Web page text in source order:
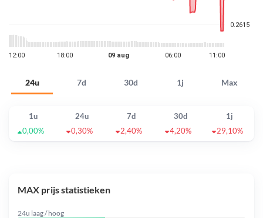
24u 7d 30d 1j Max
1u 24u 7d 30d
1j
0,00%
0,30% 2,40% 4,20% 29,10%
MAX prijs statistieken
24u laag / hoog